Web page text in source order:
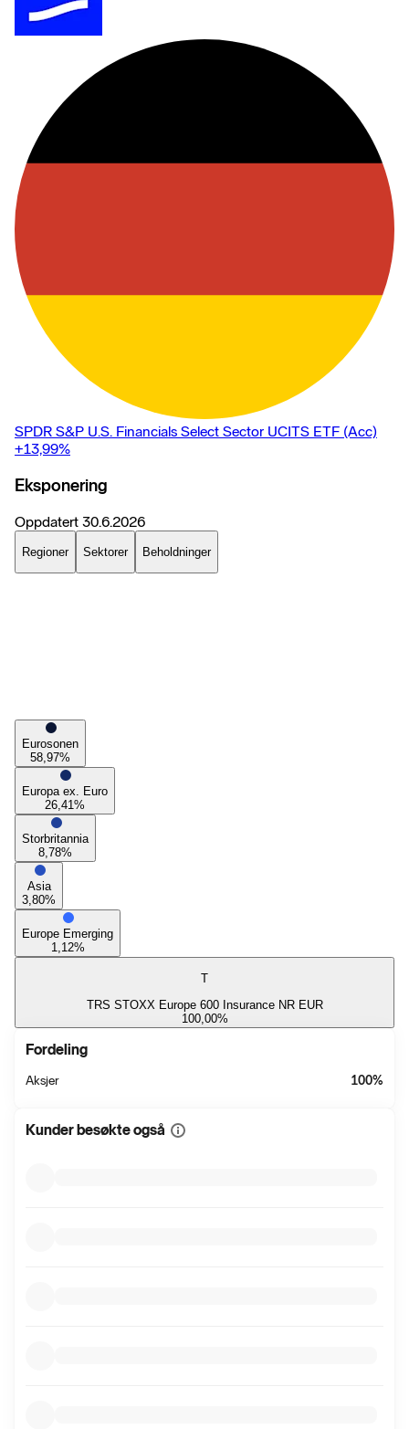
SPDR S&P U.S. Financials Select Sector UCITS ETF (Acc)
+13,99%
Eksponering
Oppdatert 30.6.2026
Regioner Sektorer Beholdninger
Eurosonen
58,97%
Europa ex. Euro
26,41%
Storbritannia
8,78%
Asia
3,80%
Europe Emerging
1,12%
T
TRS STOXX Europe 600 Insurance NR EUR
100,00%
Fordeling
Aksjer 100%
Kunder besøkte også Vis